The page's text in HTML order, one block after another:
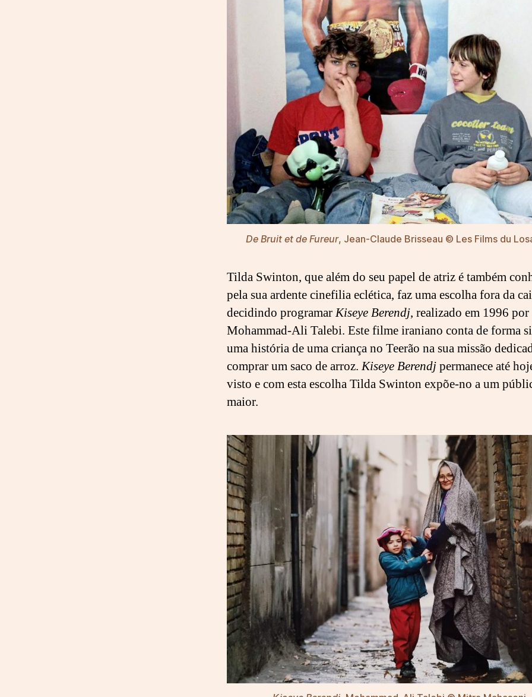
De Bruit et de Fureur, Jean-Claude Brisseau © Les Films du
Tilda Swinton, que além do seu papel de atriz é também
pela sua ardente cinefilia eclética, faz uma escolha fora da
decidindo programarKiseye Berendj, realizado em 1996 por
Mohammad-Ali Talebi. Este filme iraniano conta de forma
uma história de uma criança no Teerão na sua missão
comprar um saco de arroz.Kiseye Berendjpermanece até
visto e com esta escolha Tilda Swinton expõe-no a um
maior.